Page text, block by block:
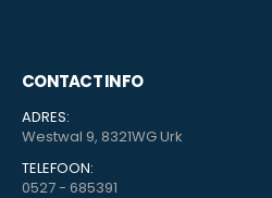
CONTACT INFO
ADRES:
Westwal 9, 8321WG Urk
TELEFOON:
0527 - 685391